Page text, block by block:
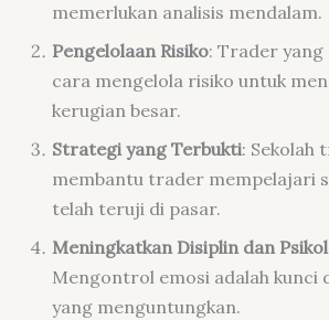
memerlukan analisis mendalam.
Pengelolaan Risiko: Trader yang
cara mengelola risiko untuk
kerugian besar.
Strategi yang Terbukti: Sekolah
membantu trader mempelajari
telah teruji di pasar.
Meningkatkan Disiplin dan
Mengontrol emosi adalah kunci
yang menguntungkan.